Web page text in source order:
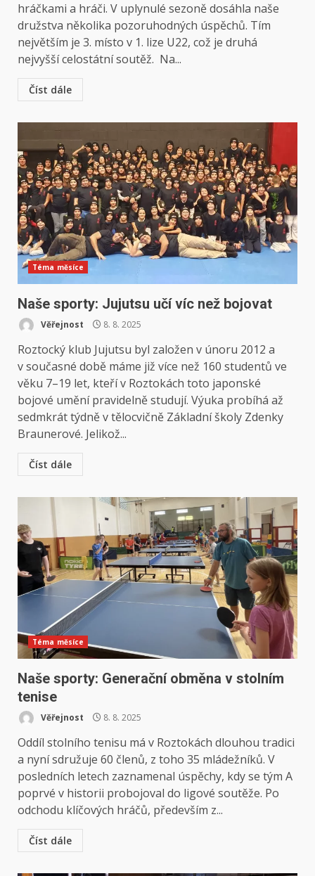
hráčkami a hráči. V uplynulé sezoně dosáhla naše
družstva několika pozoruhodných úspěchů. Tím
největším je 3. místo v 1. lize U22, což je druhá
nejvyšší celostátní soutěž. Na...
Číst dále
Téma měsíce
Naše sporty: Jujutsu učí víc než bojovat
Věřejnost 8. 8. 2025
Roztocký klub Jujutsu byl založen v únoru 2012 a
v současné době máme již více než 160 studentů ve
věku 7–19 let, kteří v Roztokách toto japonské
bojové umění pravidelně studují. Výuka probíhá až
sedmkrát týdně v tělocvičně Základní školy Zdenky
Braunerové. Jelikož...
Číst dále
Téma měsíce
Naše sporty: Generační obměna v stolním
tenise
Věřejnost 8. 8. 2025
Oddíl stolního tenisu má v Roztokách dlouhou tradici
a nyní sdružuje 60 členů, z toho 35 mládežníků. V
posledních letech zaznamenal úspěchy, kdy se tým A
poprvé v historii probojoval do ligové soutěže. Po
odchodu klíčových hráčů, především z...
Číst dále